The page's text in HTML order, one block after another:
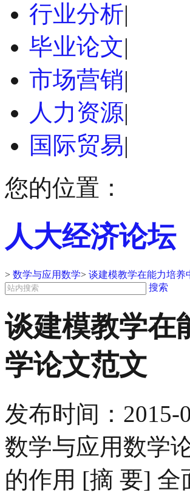
行业分析|
毕业论文|
市场营销|
人力资源|
国际贸易|
您的位置：
人大经济论坛
> 数学与应用数学> 谈建模教学在能力培养
搜索
谈建模教学在
学论文范文
发布时间： 2015-
数学与应用数学
的作用 [摘 要] 全